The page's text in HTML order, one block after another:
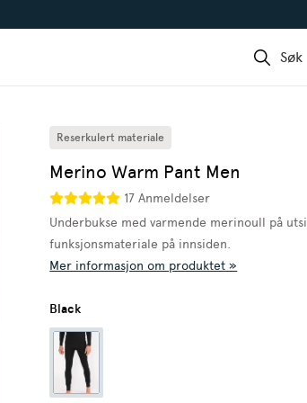
Søk
Reserkulert materiale
Merino Warm Pant Men
17 Anmeldelser
Underbukse med varmende merinoull på
funksjonsmateriale på innsiden.
Mer informasjon om produktet »
Black